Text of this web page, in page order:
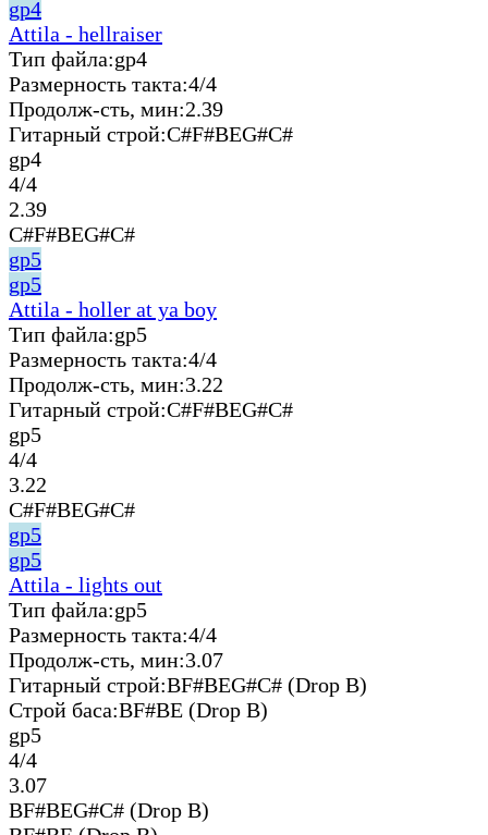
gp4
Attila - hellraiser
Тип файла:gp4
Размерность такта:4/4
Продолж-сть, мин:2.39
Гитарный строй:C#F#BEG#C#
gp4
4/4
2.39
C#F#BEG#C#
gp5
gp5
Attila - holler at ya boy
Тип файла:gp5
Размерность такта:4/4
Продолж-сть, мин:3.22
Гитарный строй:C#F#BEG#C#
gp5
4/4
3.22
C#F#BEG#C#
gp5
gp5
Attila - lights out
Тип файла:gp5
Размерность такта:4/4
Продолж-сть, мин:3.07
Гитарный строй:BF#BEG#C# (Drop B)
Строй баса:BF#BE (Drop B)
gp5
4/4
3.07
BF#BEG#C# (Drop B)